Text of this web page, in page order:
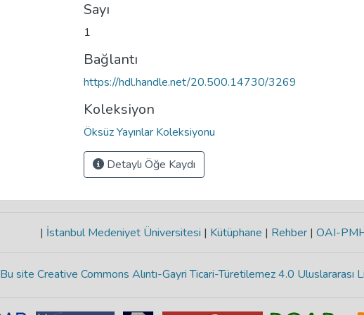
Sayı
1
Bağlantı
https://hdl.handle.net/20.500.14730/3269
Koleksiyon
Öksüz Yayınlar Koleksiyonu
Detaylı Öğe Kaydı
| İstanbul Medeniyet Üniversitesi | Kütüphane | Rehber | OAI-
Bu site Creative Commons Alıntı-Gayri Ticari-Türetilemez 4.0 Uluslararası